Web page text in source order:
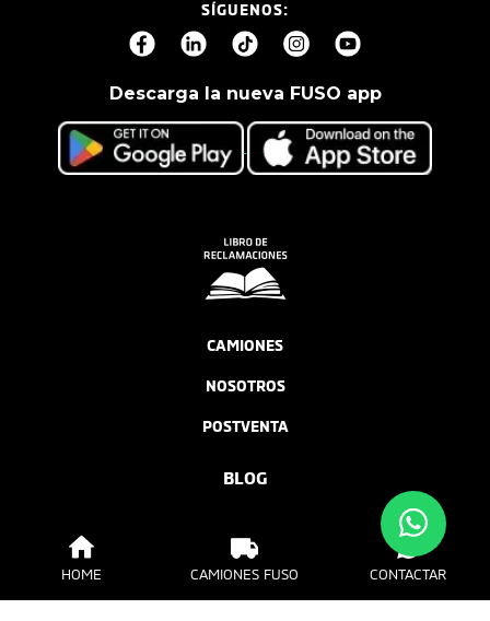
SÍGUENOS:
Descarga la nueva FUSO app
CAMIONES
NOSOTROS
POSTVENTA
BLOG
HOME CAMIONES FUSO CONTACTAR